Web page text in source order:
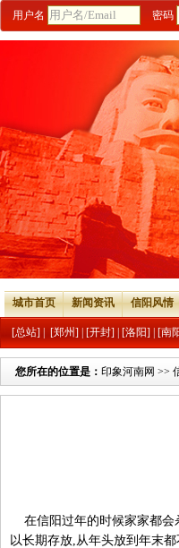
用户名 密码
城市首页 新闻资讯 信阳风情
[总站] [郑州] [开封] [洛阳] [南
您所在的位置是： 印象河南网 >>
在信阳过年的时候家家都会
以长期存放,从年头放到年末